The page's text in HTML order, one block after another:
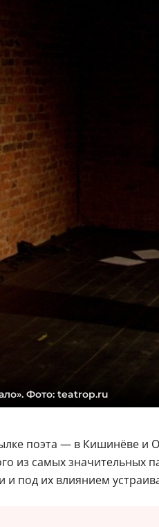
Фото: teatrop.ru
поэта — в Кишинёве и
из самых значительных
и под их влиянием